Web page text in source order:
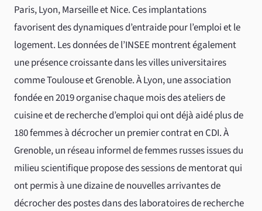
Paris, Lyon, Marseille et Nice. Ces implantations
favorisent des dynamiques d’entraide pour l’emploi et le
logement. Les données de l’INSEE montrent également
une présence croissante dans les villes universitaires
comme Toulouse et Grenoble. À Lyon, une association
fondée en 2019 organise chaque mois des ateliers de
cuisine et de recherche d’emploi qui ont déjà aidé plus de
180 femmes à décrocher un premier contrat en CDI. À
Grenoble, un réseau informel de femmes russes issues du
milieu scientifique propose des sessions de mentorat qui
ont permis à une dizaine de nouvelles arrivantes de
décrocher des postes dans des laboratoires de recherche